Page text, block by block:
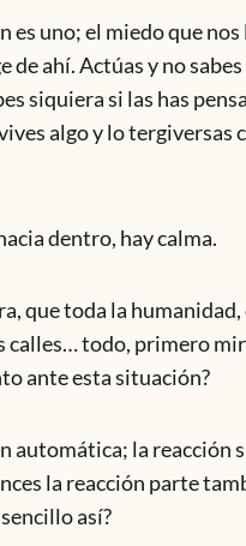
es uno; el miedo que
ahí. Actúas y no
siquiera si las has
algo y lo tergiversas
dentro, hay calma.
que toda la
calles… todo, primero
ante esta situación?
automática; la reacción
la reacción parte
así?